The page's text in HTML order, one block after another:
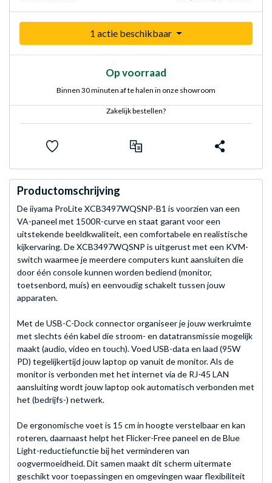
1 actie beschikbaar
Op voorraad
Binnen 30 minuten af te halen in onze showroom
Zakelijk bestellen?
Productomschrijving
De iiyama ProLite XCB3497WQSNP-B1 is voorzien van een
VA-paneel met 1500R-curve en staat garant voor een
uitstekende beeldkwaliteit, een comfortabele en realistische
kijkervaring. De XCB3497WQSNP is uitgerust met een KVM-
switch waarmee je meerdere computers kunt aansluiten die
door één console kunnen worden bediend (monitor,
toetsenbord, muis) en eenvoudig schakelt tussen jouw
apparaten.
Met de USB-C-Dock connector organiseer je jouw werkruimte
met slechts één kabel die stroom- en datatransmissie mogelijk
maakt (audio, video en touch). Voed USB-data en laad (95W
PD) tegelijkertijd jouw laptop op vanuit de monitor. Als de
monitor is verbonden met het internet via de RJ-45 LAN
aansluiting wordt jouw laptop ook automatisch verbonden met
het (bedrijfs-) netwerk.
De ergonomische voet is 15 cm in hoogte verstelbaar en kan
roteren, daarnaast helpt het Flicker-Free paneel en de Blue
Light-reductiefunctie bij het verminderen van
oogvermoeidheid. Dit samen maakt dit scherm uitermate
geschikt voor toepassingen en omgevingen waar flexibiliteit